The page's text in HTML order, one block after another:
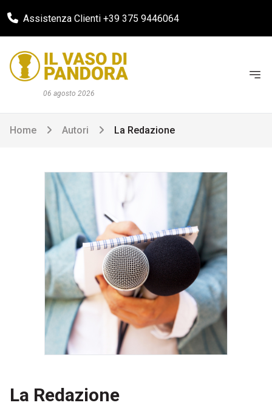
Assistenza Clienti +39 375 9446064
06 agosto 2026
Home Autori La Redazione
La Redazione